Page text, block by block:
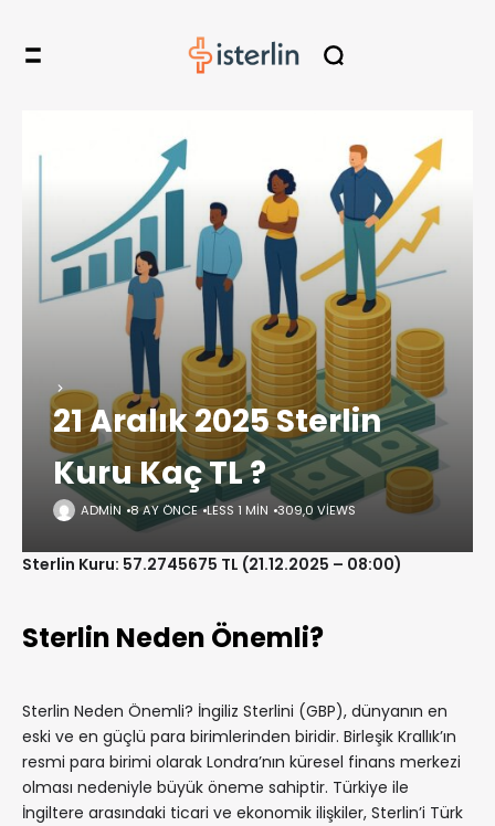
21 Aralık 2025 Sterlin
Kuru Kaç TL ?
ADMIN 8 AY ÖNCE LESS 1 MIN 309,0 VIEWS
Sterlin Kuru: 57.2745675 TL (21.12.2025 – 08:00)
Sterlin Neden Önemli?
Sterlin Neden Önemli? İngiliz Sterlini (GBP), dünyanın en
eski ve en güçlü para birimlerinden biridir. Birleşik Krallık’ın
resmi para birimi olarak Londra’nın küresel finans merkezi
olması nedeniyle büyük öneme sahiptir. Türkiye ile
İngiltere arasındaki ticari ve ekonomik ilişkiler, Sterlin’i Türk